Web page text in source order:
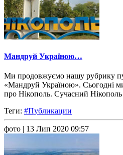
Мандруй Україною…
Ми продовжуємо нашу рубрику
«Мандруй Україною». Сьогодні
про Нікополь. Сучасний
Теги: #Публикации
фото | 13 Лип 2020 09:57